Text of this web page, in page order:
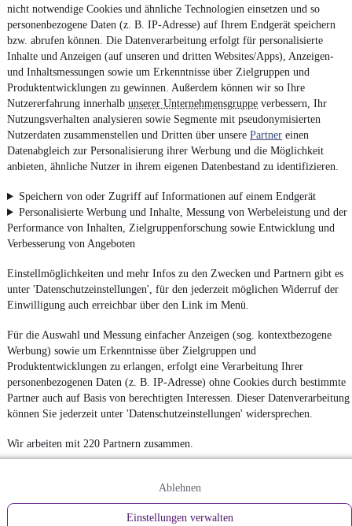
nicht notwendige Cookies und ähnliche Technologien einsetzen und so
personenbezogene Daten (z. B. IP-Adresse) auf Ihrem Endgerät speichern
bzw. abrufen können. Die Datenverarbeitung erfolgt für personalisierte
Inhalte und Anzeigen (auf unseren und dritten Websites/Apps), Anzeigen-
und Inhaltsmessungen sowie um Erkenntnisse über Zielgruppen und
Produktentwicklungen zu gewinnen. Außerdem können wir so Ihre
Nutzererfahrung innerhalb unserer Unternehmensgruppe verbessern, Ihr
Nutzungsverhalten analysieren sowie Segmente mit pseudonymisierten
Nutzerdaten zusammenstellen und Dritten über unsere Partner einen
Datenabgleich zur Personalisierung ihrer Werbung und die Möglichkeit
anbieten, ähnliche Nutzer in ihrem eigenen Datenbestand zu identifizieren.
Speichern von oder Zugriff auf Informationen auf einem Endgerät
Personalisierte Werbung und Inhalte, Messung von Werbeleistung und der
Performance von Inhalten, Zielgruppenforschung sowie Entwicklung und
Verbesserung von Angeboten
Einstellmöglichkeiten und mehr Infos zu den Zwecken und Partnern gibt es
unter 'Datenschutzeinstellungen', für den jederzeit möglichen Widerruf der
Einwilligung auch erreichbar über den Link im Menü.
Für die Auswahl und Messung einfacher Anzeigen (sog. kontextbezogene
Werbung) sowie um Erkenntnisse über Zielgruppen und
Produktentwicklungen zu erlangen, erfolgt eine Verarbeitung Ihrer
personenbezogenen Daten (z. B. IP-Adresse) ohne Cookies durch bestimmte
Partner auch auf Basis von berechtigten Interessen. Dieser Datenverarbeitung
können Sie jederzeit unter 'Datenschutzeinstellungen' widersprechen.
Wir arbeiten mit 220 Partnern zusammen.
Ablehnen
Einstellungen verwalten